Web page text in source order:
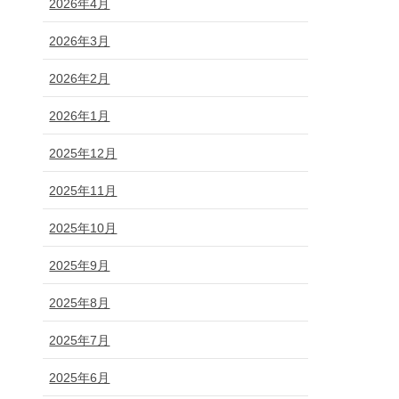
2026年4月
2026年3月
2026年2月
2026年1月
2025年12月
2025年11月
2025年10月
2025年9月
2025年8月
2025年7月
2025年6月